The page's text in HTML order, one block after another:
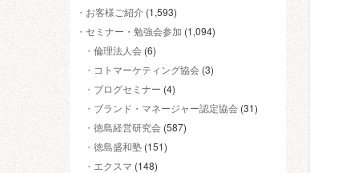
お客様ご紹介 (1,593)
セミナー・勉強会参加 (1,094)
倫理法人会 (6)
コトマーケティング協会 (3)
ブログセミナー (4)
ブランド・マネージャー認定協会 (31)
徳島経営研究会 (587)
徳島盛和塾 (151)
エクスマ (148)